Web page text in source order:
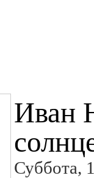
Иван
Суббота,